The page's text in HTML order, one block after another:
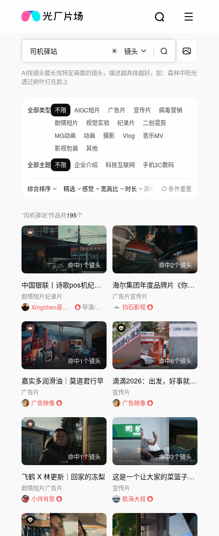
镜头
AI找镜头擅长找特定画面的镜头，描述越具体越好。如：森林中阳光
透过树叶打在脸上
全部类型 不限 AIGC短片 广告片 宣传片
病毒营销
剧情短片
视觉实验 纪录片
二创混剪
MG动画
动画 摄影 Vlog
音乐MV
影视包装
其他
全部主题 不限 企业介绍 科技互联网
手机3C数码
美食餐饮
家居家电 服饰美妆
婚礼爱情
女性与职场
节日与活动
城市文旅 风光地理
建筑空间
工业基建
传统非遗 表演艺术
体育运动
教育科普
游戏电竞
其他
不限 30天内 半年内
综合排序 精选 感觉 宽高比 时长 清晰度 地区 创作时间
条件重置
“司机驿站”作品共195个
命中1个镜头
中国银联丨诗歌pos机纪录电影《12岁的诗》
剧情短片纪录片
Xingchen是导演
导演/编剧
命中2个镜头
海尔集团年度品牌片《你好，生态》
广告片宣传片
钧石影视
命中1个镜头
嘉实多润滑油｜莫道君行早
广告片
广告映像
命中6个镜头
滴滴2026：出发，好事就在路上！
宣传片
广告映像
命中1个镜头
飞鹤 X 林更新｜回家的冻梨
剧情短片广告片
小烊肖恩
命中3个镜头
这是一个让大家的菜篮子更安全的宣传片
宣传片
航海大叔